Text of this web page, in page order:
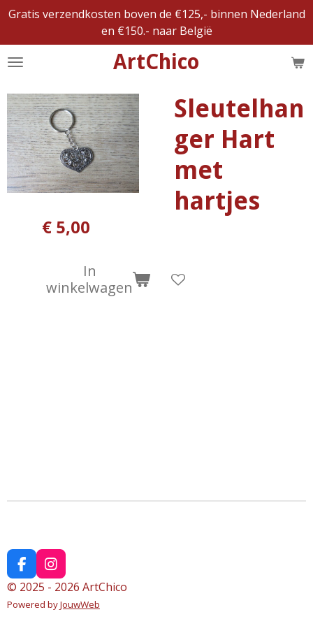
Ga
naar
de
ArtChico
Gratis verzendkosten boven de €125,- binnen Nederland
en €150.- naar België
Sleutelhan
ger Hart
met
hartjes
€ 5,00
In
winkelwagen
F
a
c
e
I
n
s
t
© 2025 - 2026 ArtChico
Powered byJouwWeb